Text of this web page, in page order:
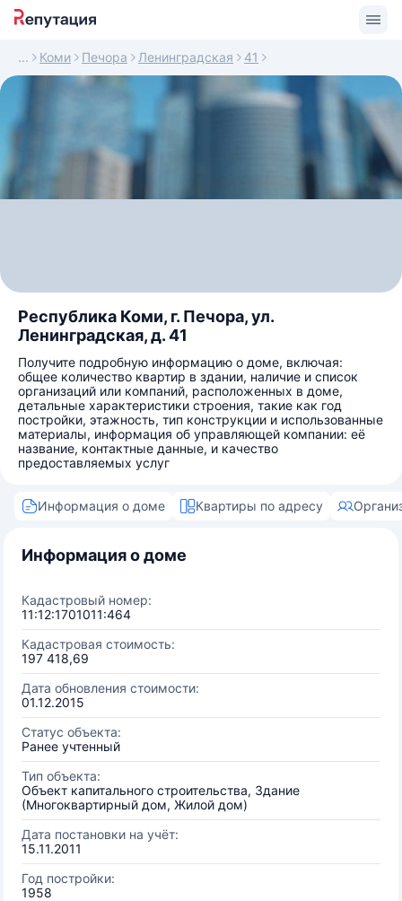
Коми Печора Ленинградская 41
Республика Коми, г. Печора, ул.
Ленинградская, д. 41
Получите подробную информацию о доме, включая:
общее количество квартир в здании, наличие и список
организаций или компаний, расположенных в доме,
детальные характеристики строения, такие как год
постройки, этажность, тип конструкции и использованные
материалы, информация об управляющей компании: её
название, контактные данные, и качество
предоставляемых услуг
Информация о доме Квартиры по адресу
Информация о доме
Кадастровый номер:
11:12:1701011:464
Кадастровая стоимость:
197 418,69
Дата обновления стоимости:
01.12.2015
Статус объекта:
Ранее учтенный
Тип объекта:
Объект капитального строительства, Здание
(Многоквартирный дом, Жилой дом)
Дата постановки на учёт:
15.11.2011
Год постройки:
1958